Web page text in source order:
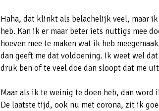
Haha, dat klinkt als belachelijk veel, maar
heb. Kan ik er maar beter iets nuttigs mee
hoeven mee te maken wat ik heb
dan geeft me dat voldoening. Ik weet wel
druk ben of te veel doe dan sloopt dat me
Maar als ik te weinig te doen heb, dan word
De laatste tijd, ook nu met corona, zit ik